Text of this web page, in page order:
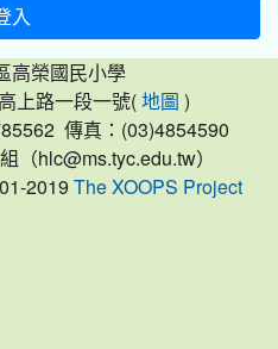
入
高榮國民小學
上路一段一號( 地圖 )
傳真：(03)4854590
（hlc@ms.tyc.edu.tw）
2019 The XOOPS Project